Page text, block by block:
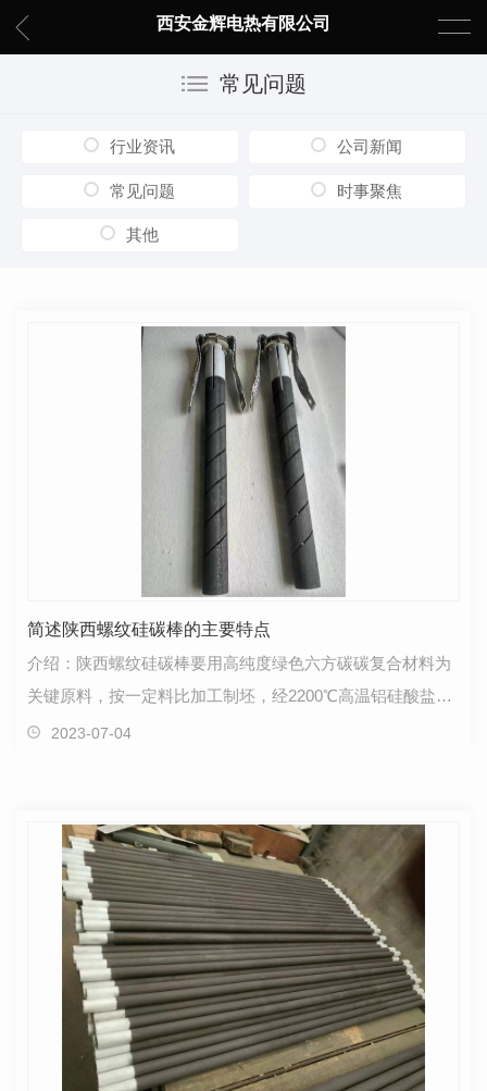
西安金辉电热有限公司
常见问题
行业资讯 公司新闻
常见问题 时事聚焦
其他
简述陕西螺纹硅碳棒的主要特点
介绍：陕西螺纹硅碳棒要用高纯度绿色六方碳碳复合材料为
关键原料，按一定料比加工制坯，经2200℃高温铝硅酸盐加
工硬化煅烧而制成的圆柱状、管形非金属高温电热材料…
2023-07-04